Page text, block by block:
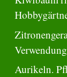
Aurikeln.